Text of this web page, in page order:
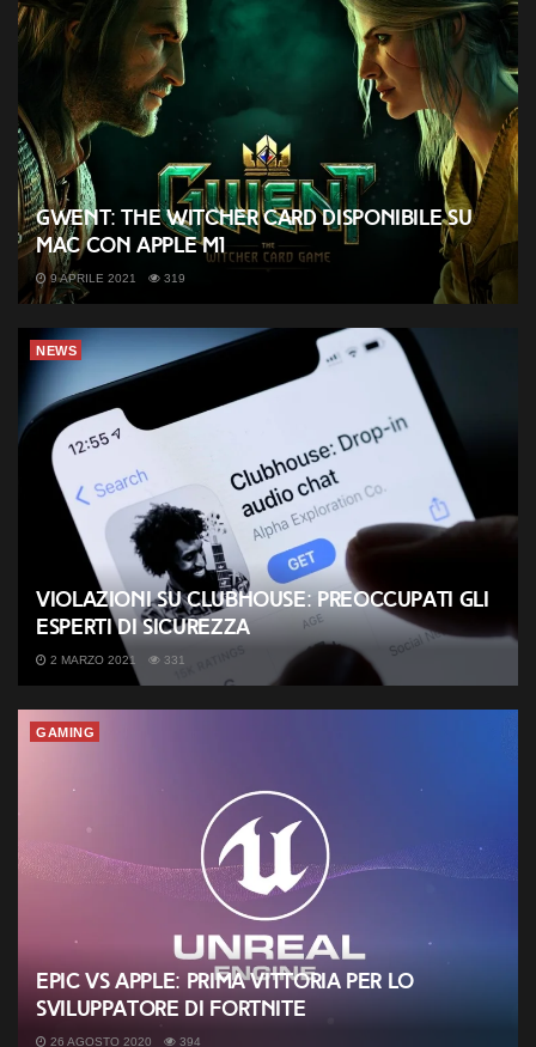
GWENT: The Witcher Card disponibile su
Mac con Apple M1
9 APRILE 2021 319
NEWS
Violazioni su Clubhouse: preoccupati gli
esperti di sicurezza
2 MARZO 2021 331
GAMING
Epic vs Apple: prima vittoria per lo
sviluppatore di Fortnite
26 AGOSTO 2020 394